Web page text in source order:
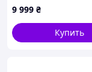
87X649E14E
9 999 ₴
Купить